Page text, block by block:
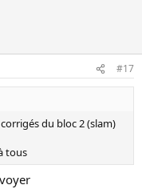
#17
du bloc 2 (slam)
tous